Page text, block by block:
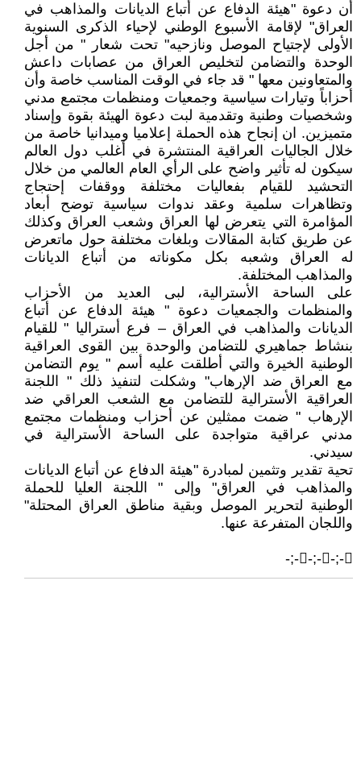
أن دعوة "هيئة الدفاع عن أتباع الديانات والمذاهب في
العراق" لإقامة الأسبوع الوطني لإحياء الذكرى السنوية
الأولى لإجتياح الموصل ونازحيه" تحت شعار " من أجل
الوحدة والتضامن لتخليص العراق من عصابات داعش
والمتعاونين معها " قد جاء في الوقت المناسب خاصة وأن
أحزاباً وتيارات سياسية وجمعيات ومنظمات مجتمع مدني
وشخصيات وطنية وتقدمية لبت دعوة الهيئة بقوة وإسناد
متميزين. ان إنجاح هذه الحملة إعلاميا وميدانيا خاصة من
خلال الجاليات العراقية المنتشرة في أغلب دول العالم
سيكون له تأثير واضح على الرأي العام العالمي من خلال
التحشيد للقيام بفعاليات مختلفة ووقفات إحتجاج
وتظاهرات سلمية وعقد ندوات سياسية توضح أبعاد
المؤامرة التي يتعرض لها العراق وشعب العراق وكذلك
عن طريق كتابة المقالات وبلغات مختلفة حول ماتعرض
له العراق وشعبه بكل مكوناته من أتباع الديانات
والمذاهب المختلفة.
على الساحة الأسترالية، لبى العديد من الأحزاب
والمنظمات والجمعيات دعوة " هيئة الدفاع عن أتباع
الديانات والمذاهب في العراق – فرع أستراليا " للقيام
بنشاط جماهيري للتضامن والوحدة بين القوى العراقية
الوطنية الخيرة والتي أطلقت عليه أسم " يوم التضامن
مع العراق ضد الإرهاب" وشكلت لتنفيذ ذلك " اللجنة
العراقية الأسترالية للتضامن مع الشعب العراقي ضد
الإرهاب " ضمت ممثلين عن أحزاب ومنظمات مجتمع
مدني عراقية متواجدة على الساحة الأسترالية في
سيدني.
تحية تقدير وتثمين لمبادرة "هيئة الدفاع عن أتباع الديانات
والمذاهب في العراق" وإلى " اللجنة العليا للحملة
الوطنية لتحرير الموصل وبقية مناطق العراق المحتلة"
واللجان المتفرعة عنها.
-;--;--;-